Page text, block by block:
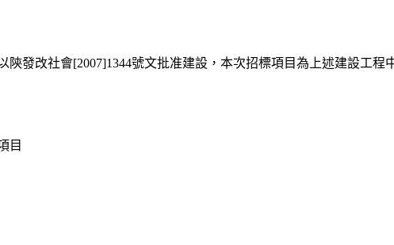
發改社會[2007]1344號文批准建設，本次招標項目為上述建設工
目